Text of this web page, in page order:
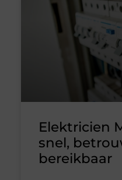
Elektricien
snel,
bereikbaar